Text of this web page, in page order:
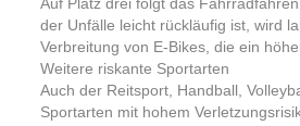
der Unfälle leicht rückläufig ist, wird
Verbreitung von E-Bikes, die ein
Weitere riskante Sportarten
Auch der Reitsport, Handball,
Sportarten mit hohem